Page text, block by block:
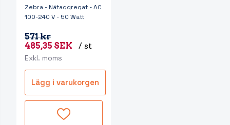
Zebra - Nätaggregat - AC
100-240 V - 50 Watt
571 kr
485,35 SEK
/ st
Exkl. moms
Lägg i varukorgen